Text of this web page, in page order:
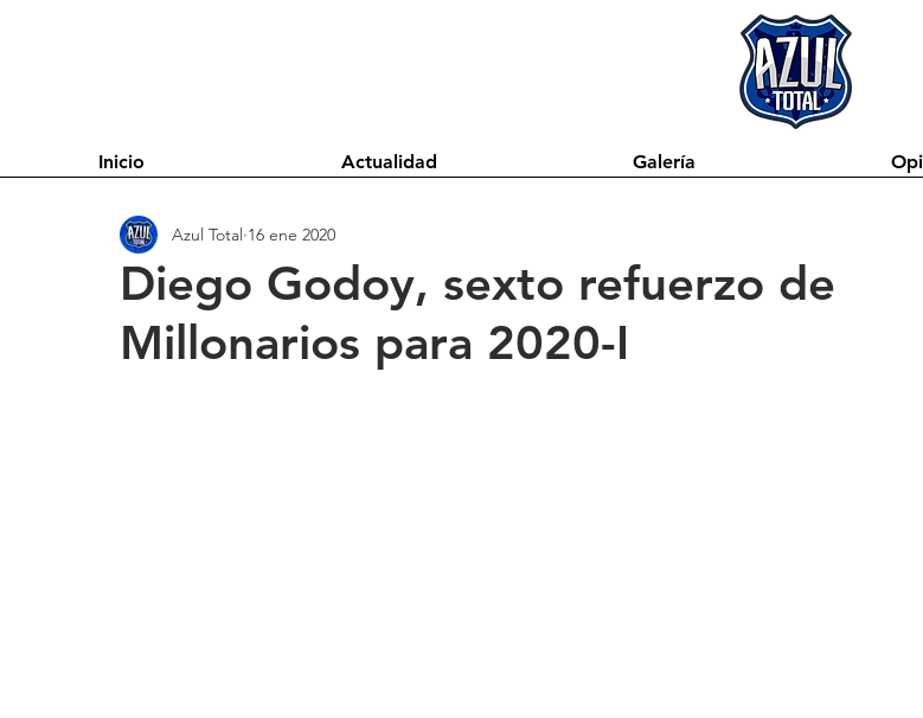
Inicio Actualidad Galería
Diego Godoy, sexto refuerzo de
Millonarios para 2020-I
Azul Total 16 ene 2020